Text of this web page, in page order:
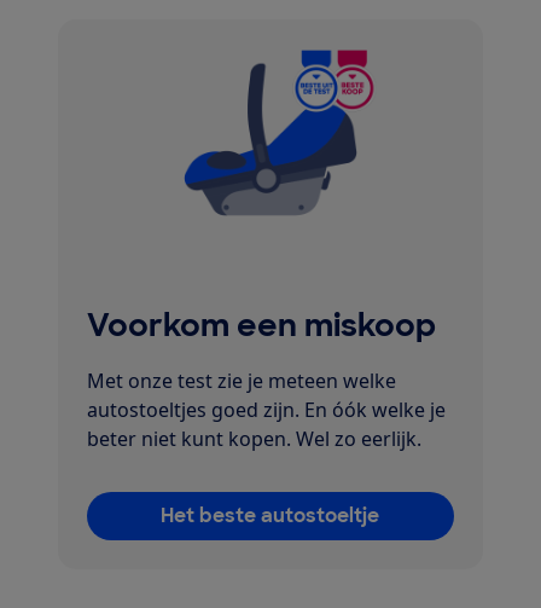
Voorkom een miskoop
Met onze test zie je meteen welke
autostoeltjes goed zijn. En óók welke je
beter niet kunt kopen. Wel zo eerlijk.
Het beste autostoeltje